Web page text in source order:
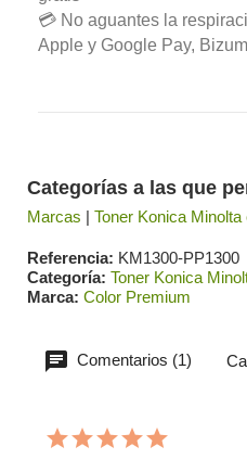
💳 No aguantes la
Apple y Google Pay,
Categorías a las que
Marcas | Toner Konica
Referencia KM1300-PP1300
Categoría Toner Konica
Marca Color Premium
Comentarios (1)